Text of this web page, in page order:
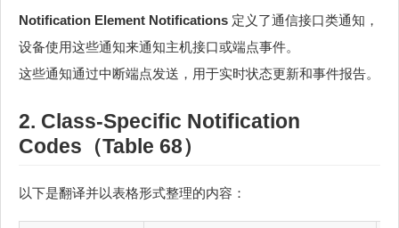
Notification Element Notifications 定义了通信接口类通知，
设备使用这些通知来通知主机接口或端点事件。
这些通知通过中断端点发送，用于实时状态更新和事件报告。
2. Class-Specific Notification
Codes（Table 68）
以下是翻译并以表格形式整理的内容：